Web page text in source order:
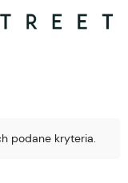
podane kryteria.